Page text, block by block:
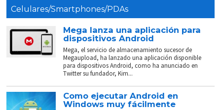
Celulares/Smartphones/PDAs
Mega lanza una aplicación para
dispositivos Android
Mega, el servicio de almacenamiento sucesor de
Megaupload, ha lanzado una aplicación disponible
para dispositivos Android, como ha anunciado en
Twitter su fundador, Kim...
Como ejecutar Android en
Windows muy fácilmente